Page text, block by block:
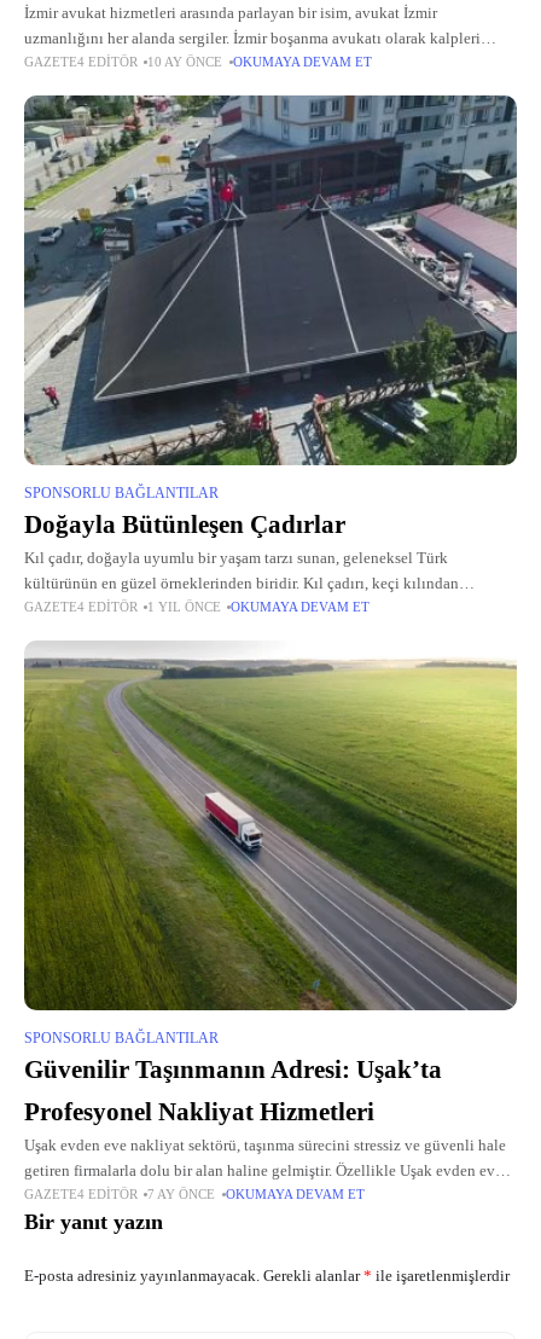
İzmir avukat hizmetleri arasında parlayan bir isim, avukat İzmir
uzmanlığını her alanda sergiler. İzmir boşanma avukatı olarak kalpleri
onarırken, izmir ceza avukatı rolünde adaleti tesis eder. İzmir gayrimenkul
GAZETE4 EDITÖR 10 AY ÖNCE OKUMAYA DEVAM ET
SPONSORLU BAĞLANTILAR
Doğayla Bütünleşen Çadırlar
Kıl çadır, doğayla uyumlu bir yaşam tarzı sunan, geleneksel Türk
kültürünün en güzel örneklerinden biridir. Kıl çadırı, keçi kılından
üretilerek hem çevre dostu hem de dayanıklı bir yapı sağlar. Kıl
GAZETE4 EDITÖR 1 YIL ÖNCE OKUMAYA DEVAM ET
SPONSORLU BAĞLANTILAR
Güvenilir Taşınmanın Adresi: Uşak’ta
Profesyonel Nakliyat Hizmetleri
Uşak evden eve nakliyat sektörü, taşınma sürecini stressiz ve güvenli hale
getiren firmalarla dolu bir alan haline gelmiştir. Özellikle Uşak evden eve
taşımacılıkta kaliteli hizmet arayanlar için, profesyonel ekiplerle sunulan
GAZETE4 EDITÖR 7 AY ÖNCE OKUMAYA DEVAM ET
Bir yanıt yazın
E-posta adresiniz yayınlanmayacak. Gerekli alanlar* ile işaretlenmişlerdir